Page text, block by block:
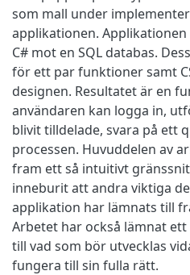
som mall under
applikationen. Applikationen
C# mot en SQL databas.
för ett par funktioner samt
designen. Resultatet är en
användaren kan logga in,
blivit tilldelade, svara på ett
processen. Huvuddelen av
fram ett så intuitivt
inneburit att andra viktiga
applikation har lämnats till
Arbetet har också lämnat
till vad som bör utvecklas
fungera till sin fulla rätt.